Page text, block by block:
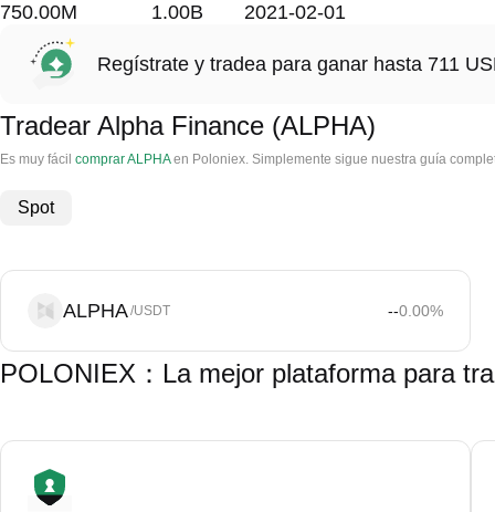
750.00M 1.00B 2021-02-01
Regístrate y tradea para ganar hasta 711
Tradear Alpha Finance (ALPHA)
Es muy fácil comprar ALPHAen Poloniex. Simplemente sigue nuestra guía
Spot
ALPHA/USDT --0.00%
POLONIEX：La mejor plataforma para